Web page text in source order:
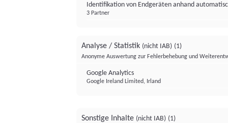
Identifikation von Endgeräten anhand
3 Partner
Analyse / Statistik (nicht IAB) (1)
Anonyme Auswertung zur Fehlerbehebung und
Google Analytics
Google Ireland Limited, Irland
Sonstige Inhalte (nicht IAB) (1)